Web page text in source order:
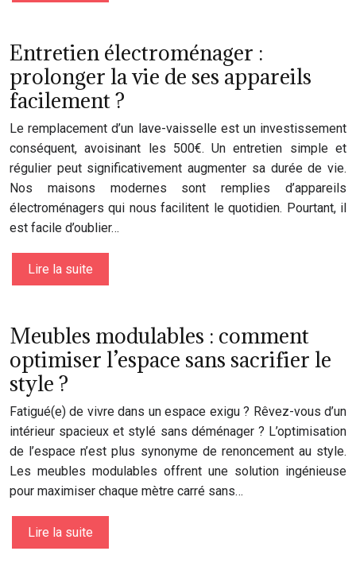
Entretien électroménager :
prolonger la vie de ses appareils
facilement ?
Le remplacement d’un lave-vaisselle est un investissement
conséquent, avoisinant les 500€. Un entretien simple et
régulier peut significativement augmenter sa durée de vie.
Nos maisons modernes sont remplies d’appareils
électroménagers qui nous facilitent le quotidien. Pourtant, il
est facile d’oublier…
Lire la suite
Meubles modulables : comment
optimiser l’espace sans sacrifier le
style ?
Fatigué(e) de vivre dans un espace exigu ? Rêvez-vous d’un
intérieur spacieux et stylé sans déménager ? L’optimisation
de l’espace n’est plus synonyme de renoncement au style.
Les meubles modulables offrent une solution ingénieuse
pour maximiser chaque mètre carré sans…
Lire la suite